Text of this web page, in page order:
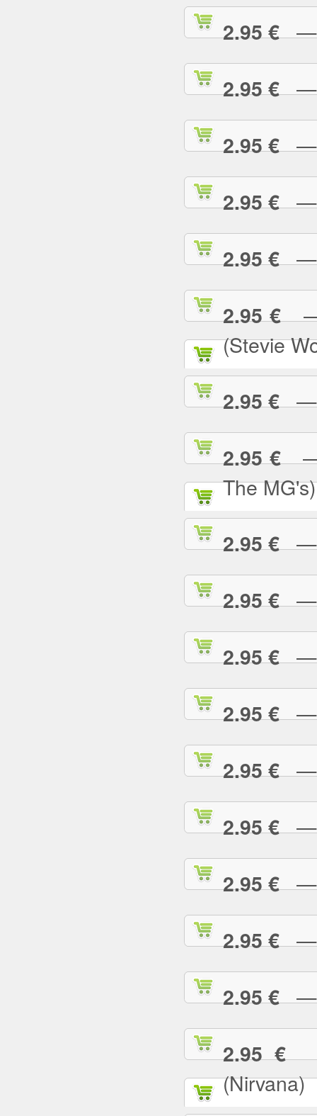
2.95 €—
2.95 €—
2.95 €—
2.95 €—
2.95 €—
2.95 €—
(Stevie
2.95 €—
2.95 €—
The MG's)
2.95 €—
2.95 €—
2.95 €—
2.95 €—
2.95 €—
2.95 €—
2.95 €—
2.95 €—
2.95 €—
2.95 €—
(Nirvana)